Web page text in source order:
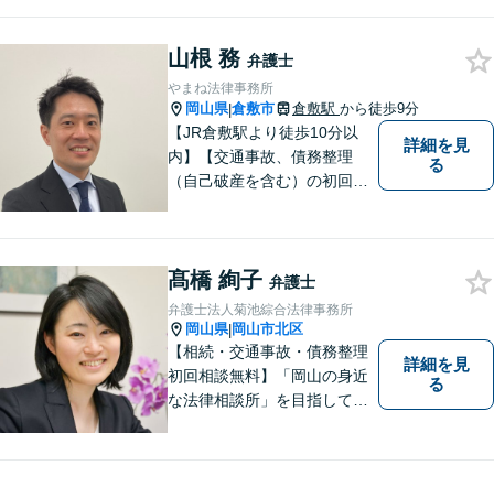
い！
山根 務 弁護士
やまね法律事務所
岡山県|倉敷市 倉敷駅 から徒歩9分
【JR倉敷駅より徒歩10分以
内】【交通事故、債務整理
（自己破産を含む）の初回相
詳細を見
る
髙橋 絢子 弁護士
弁護士法人菊池綜合法律事務所
岡山県|岡山市北区
【相続・交通事故・債務整理
初回相談無料】「岡山の身近
な法律相談所」を目指してい
詳細を見
る